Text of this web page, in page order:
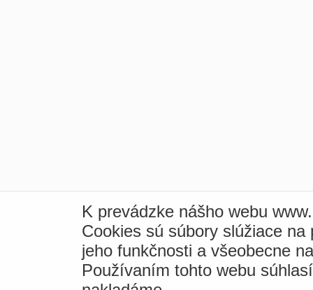
K prevádzke nášho webu
Cookies sú súbory slúžiace
jeho funkčnosti a všeobecne
Používaním tohto webu